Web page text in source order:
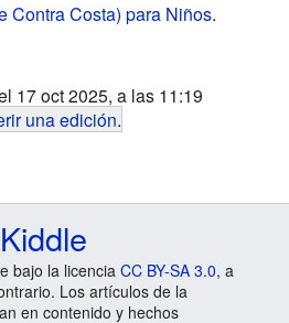
Contra Costa) para Niños.
17 oct 2025, a las 11:19
una edición.
bajo la licencia CC BY-SA 3.0, a
Los artículos de la
en contenido y hechos